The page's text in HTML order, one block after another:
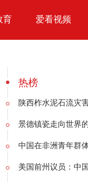
育 爱看视频
热榜
陕西柞水泥石流灾
景德镇瓷走向世界
中国在非洲青年群
美国前州议员：中